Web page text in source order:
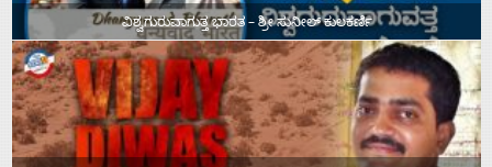
ವಿಶ್ವಗುರುವಾಗುತ್ತ ಭಾರತ – ಶ್ರೀ ಸುನೀಲ್‌ ಕುಲಕರ್ಣಿ